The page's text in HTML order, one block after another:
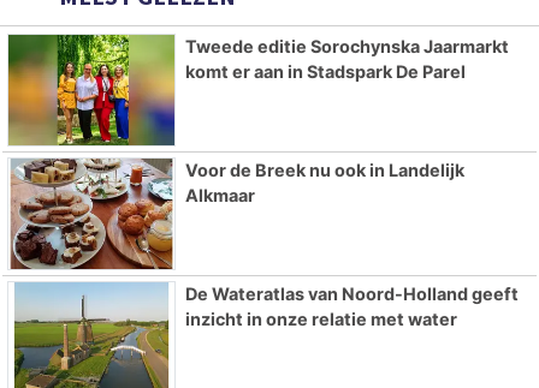
Tweede editie Sorochynska Jaarmarkt
komt er aan in Stadspark De Parel
Voor de Breek nu ook in Landelijk
Alkmaar
De Wateratlas van Noord-Holland geeft
inzicht in onze relatie met water